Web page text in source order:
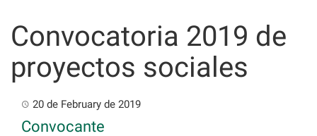
content
Convocatoria 2019 de
proyectos sociales
20 de February de 2019
Convocante